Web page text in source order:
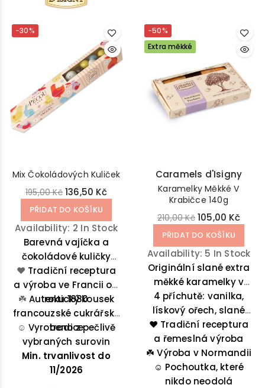
-30%
Mix Čokoládových Kuliček
195,00 Kč 136,50 Kč
PŘIDAT DO KOŠÍKU
Availability: 2 In Stock
Barevná vajíčka a
čokoládové kuličky
jsou potěšením pro oči
i lahodným zážitkem
pro chuťové buňky.
❤️ Tradiční receptura
a výroba ve Francii od
roku 1880
☘️ Autentický kousek
francouzské cukrářské
tradice
☺️ Vyrobeno z pečlivě
vybraných surovin
Min. trvanlivost do
11/2026
-50%
Extra měkké
Caramels d'Isigny
Karamelky Měkké V
Krabičce 140g
210,00 Kč 105,00 Kč
PŘIDAT DO KOŠÍKU
Availability: 5 In Stock
Originální slané extra
měkké karamelky v
papírové krabičce z
Normandie. Pro
milovníky sladko-
slané chuti.
4 příchutě: vanilka,
lískový ořech, slané
máslo a
vanilka/mramorová
čokoláda.
❤️ Tradiční receptura
a řemeslná výroba
☘️ Výroba v Normandii
☺️ Pochoutka, které
nikdo neodolá